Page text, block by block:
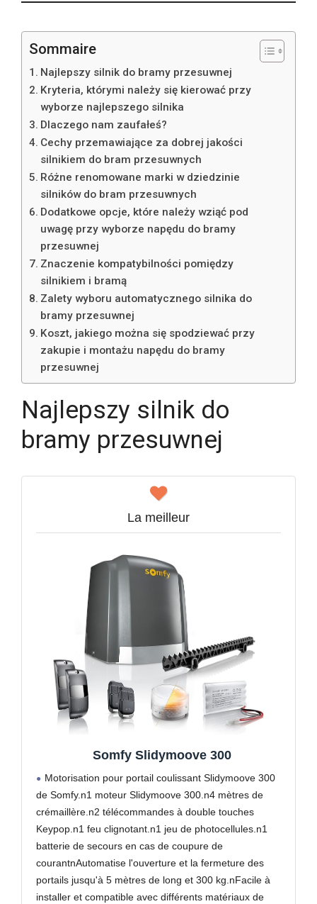
Sommaire
Najlepszy silnik do bramy przesuwnej
Kryteria, którymi należy się kierować przy
wyborze najlepszego silnika
Dlaczego nam zaufałeś?
Cechy przemawiające za dobrej jakości
silnikiem do bram przesuwnych
Różne renomowane marki w dziedzinie
silników do bram przesuwnych
Dodatkowe opcje, które należy wziąć pod
uwagę przy wyborze napędu do bramy
przesuwnej
Znaczenie kompatybilności pomiędzy
silnikiem i bramą
Zalety wyboru automatycznego silnika do
bramy przesuwnej
Koszt, jakiego można się spodziewać przy
zakupie i montażu napędu do bramy
przesuwnej
Najlepszy silnik do
bramy przesuwnej
La meilleur
Somfy Slidymoove 300
Motorisation pour portail coulissant Slidymoove 300
de Somfy.n1 moteur Slidymoove 300.n4 mètres de
crémaillère.n2 télécommandes à double touches
Keypop.n1 feu clignotant.n1 jeu de photocellules.n1
batterie de secours en cas de coupure de
courantnAutomatise l'ouverture et la fermeture des
portails jusqu'à 5 mètres de long et 300 kg.nFacile à
installer et compatible avec différents matériaux de